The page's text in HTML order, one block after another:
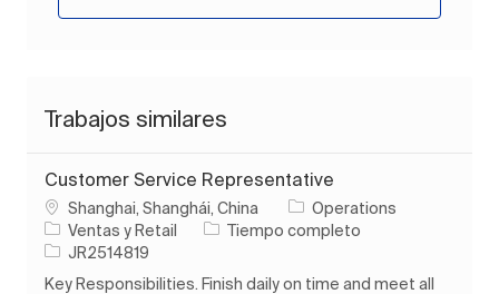
Trabajos similares
Customer Service Representative
Ubicación
Shanghai, Shanghái, China
Operations
Categoría
Ventas y Retail Tipo de trabajo
Tiempo completo
ID de trabajo
JR2514819
Key Responsibilities. Finish daily on time and meet all